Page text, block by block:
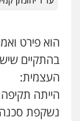
הוא פירט
בהתקיים
העצמית:
הייתה
נשקפת